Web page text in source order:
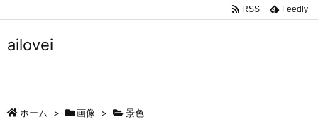
RSS Feedly
ailovei
ホーム > 画像 > 景色